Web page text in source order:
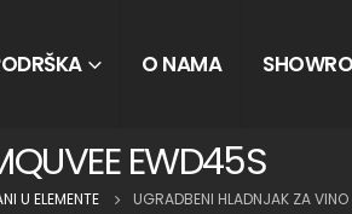
O NAMA
EWD45S
U ELEMENTE UGRADBENI HLADNJAK ZA